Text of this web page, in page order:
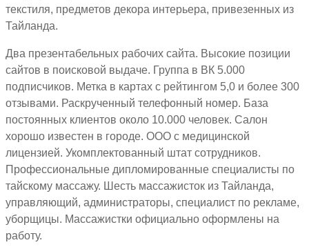
текстиля, предметов декора интерьера, привезенных из
Тайланда.
Два презентабельных рабочих сайта. Высокие позиции
сайтов в поисковой выдаче. Группа в ВК 5.000
подписчиков. Метка в картах с рейтингом 5,0 и более 300
отзывами. Раскрученный телефонный номер. База
постоянных клиентов около 10.000 человек. Салон
хорошо известен в городе. ООО с медицинской
лицензией. Укомплектованный штат сотрудников.
Профессиональные дипломированные специалисты по
тайскому массажу. Шесть массажисток из Тайланда,
управляющий, администраторы, специалист по рекламе,
уборщицы. Массажистки официально оформлены на
работу.